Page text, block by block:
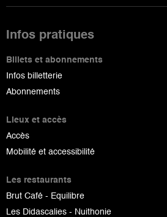
Infos pratiques
Billets et abonnements
Infos billetterie
Abonnements
Lieux et accès
Accès
Mobilité et accessibilité
Les restaurants
Brut Café - Equilibre
Les Didascalies - Nuithonie